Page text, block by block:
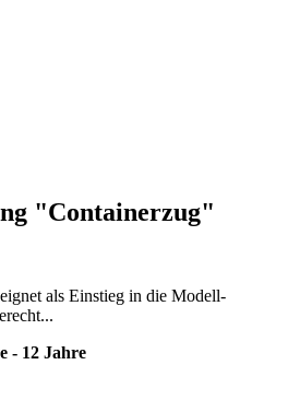
"Containerzug"
als Einstieg in die Modell-
- 12 Jahre